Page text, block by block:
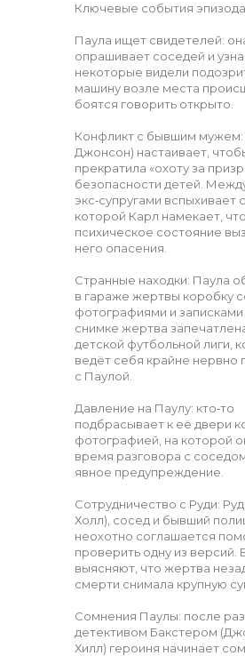
Ключевые события
Паула ищет свидетелей:
опрашивает соседей и
некоторые видели
машину возле места
боятся говорить открыто.
Конфликт с бывшим
Джонсон) настаивает,
прекратила «охоту за
безопасности детей.
экс‑супругами вспыхивает
которой Карл намекает,
психическое состояние
него опасения.
Странные находки: Паула
в гараже жертвы коробку
фотографиями и
снимке жертва
детской футбольной лиги,
ведёт себя крайне нервно
с Паулой.
Давление на Паулу: кто‑то
подбрасывает к её двери
фотографией, на которой
время разговора с
явное предупреждение.
Сотрудничество с Руди:
Холл), сосед и бывший
неохотно соглашается
проверить одну из версий.
выясняют, что жертва
смерти снимала крупную
Сомнения Паулы: после
детективом Бакстером
Хилл) героиня начинает